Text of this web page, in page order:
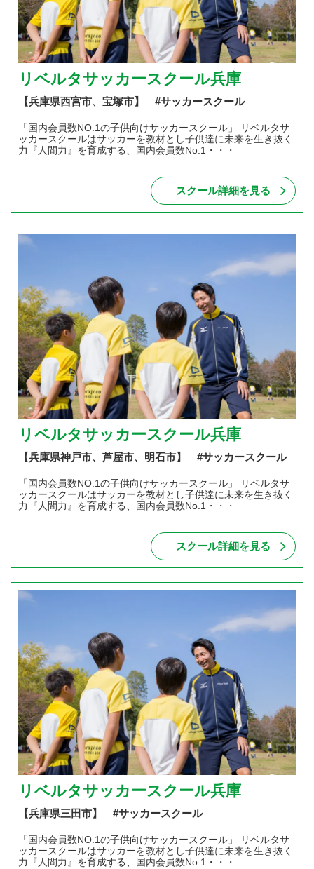
リベルタサッカースクール兵庫
【兵庫県西宮市、宝塚市】 #サッカースクール
「国内会員数NO.1の子供向けサッカースクール」 リベルタサ
ッカースクールはサッカーを教材とし子供達に未来を生き抜く
力『人間力』を育成する、国内会員数No.1・・・
スクール詳細を見る
リベルタサッカースクール兵庫
【兵庫県神戸市、芦屋市、明石市】 #サッカースクール
「国内会員数NO.1の子供向けサッカースクール」 リベルタサ
ッカースクールはサッカーを教材とし子供達に未来を生き抜く
力『人間力』を育成する、国内会員数No.1・・・
スクール詳細を見る
リベルタサッカースクール兵庫
【兵庫県三田市】 #サッカースクール
「国内会員数NO.1の子供向けサッカースクール」 リベルタサ
ッカースクールはサッカーを教材とし子供達に未来を生き抜く
力『人間力』を育成する、国内会員数No.1・・・